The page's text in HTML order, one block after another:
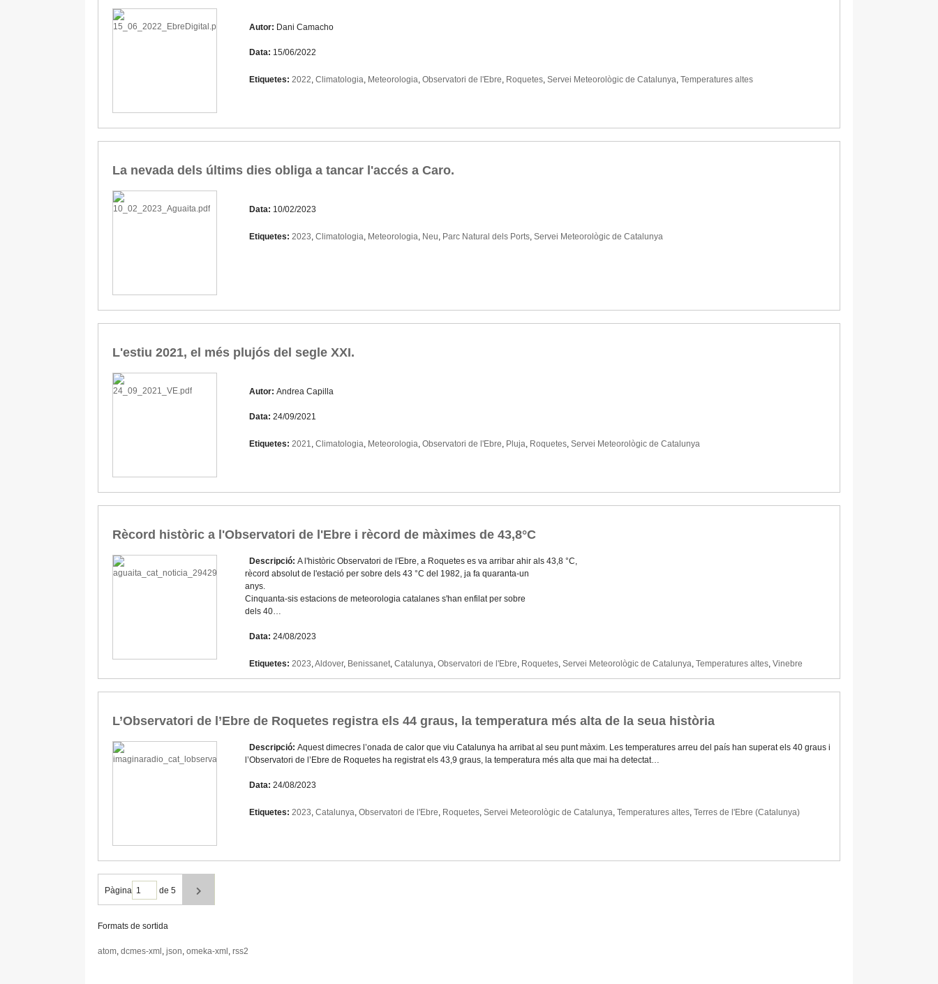
Autor: Dani Camacho
Data: 15/06/2022
Etiquetes: 2022, Climatologia, Meteorologia, Observatori de l'Ebre, Roquetes, Servei Meteorològic de Catalunya, Temperatures altes
La nevada dels últims dies obliga a tancar l'accés a Caro.
Data: 10/02/2023
Etiquetes: 2023, Climatologia, Meteorologia, Neu, Parc Natural dels Ports, Servei Meteorològic de Catalunya
L'estiu 2021, el més plujós del segle XXI.
Autor: Andrea Capilla
Data: 24/09/2021
Etiquetes: 2021, Climatologia, Meteorologia, Observatori de l'Ebre, Pluja, Roquetes, Servei Meteorològic de Catalunya
Rècord històric a l'Observatori de l'Ebre i rècord de màximes de 43,8°C
Descripció: A l'històric Observatori de l'Ebre, a Roquetes es va arribar ahir als 43,8 °C,
rècord absolut de l'estació per sobre dels 43 °C del 1982, ja fa quaranta-un
anys.
Cinquanta-sis estacions de meteorologia catalanes s'han enfilat per sobre
dels 40…
Data: 24/08/2023
Etiquetes: 2023,Aldover, Benissanet, Catalunya, Observatori de l'Ebre, Roquetes, Servei Meteorològic de Catalunya, Temperatures altes, Vinebre
L’Observatori de l’Ebre de Roquetes registra els 44 graus, la temperatura més alta de la seua història
Descripció: Aquest dimecres l’onada de calor que viu Catalunya ha arribat al seu punt màxim. Les temperatures arreu del país han superat els 40 graus i
l’Observatori de l’Ebre de Roquetes ha registrat els 43,9 graus, la temperatura més alta que mai ha detectat…
Data: 24/08/2023
Etiquetes: 2023, Catalunya, Observatori de l'Ebre, Roquetes, Servei Meteorològic de Catalunya, Temperatures altes, Terres de l'Ebre (Catalunya)
Pàgina de 5
Formats de sortida
atom, dcmes-xml , json, omeka-xml , rss2